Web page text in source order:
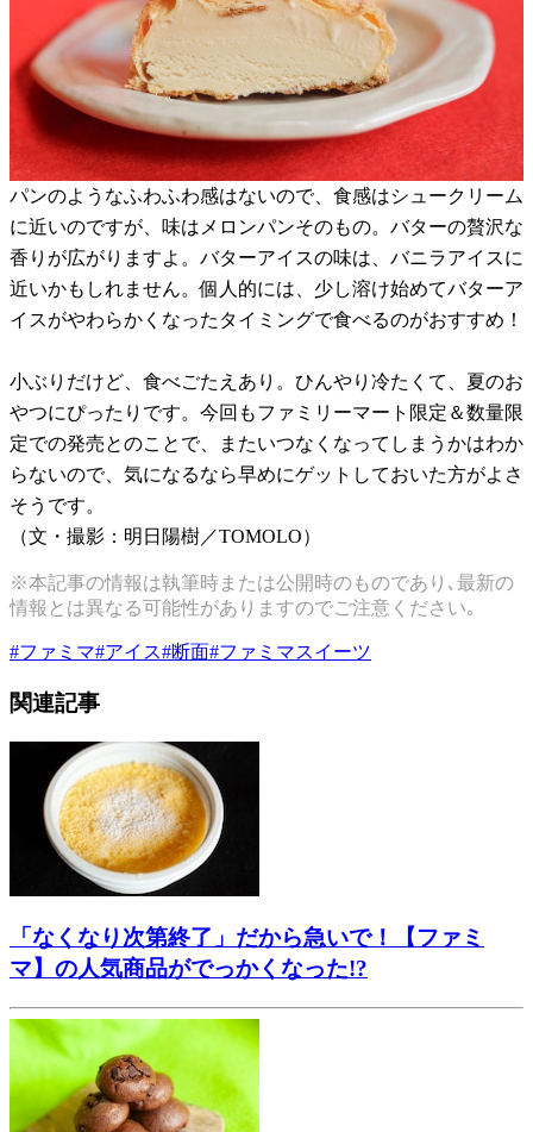
パンのようなふわふわ感はないので、食感はシュークリーム
に近いのですが、味はメロンパンそのもの。バターの贅沢な
香りが広がりますよ。バターアイスの味は、バニラアイスに
近いかもしれません。個人的には、少し溶け始めてバターア
イスがやわらかくなったタイミングで食べるのがおすすめ！
小ぶりだけど、食べごたえあり。ひんやり冷たくて、夏のお
やつにぴったりです。今回もファミリーマート限定＆数量限
定での発売とのことで、またいつなくなってしまうかはわか
らないので、気になるなら早めにゲットしておいた方がよさ
そうです。
（文・撮影：明日陽樹／TOMOLO）
※本記事の情報は執筆時または公開時のものであり､最新の
情報とは異なる可能性がありますのでご注意ください｡
#ファミマ#アイス#断面#ファミマスイーツ
関連記事
「なくなり次第終了」だから急いで！【ファミ
マ】の人気商品がでっかくなった!?